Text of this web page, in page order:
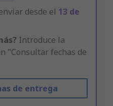
desde el 13 de
Introduce la
"Consultar fechas de
de entrega